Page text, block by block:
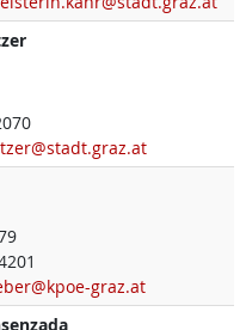
graz.at